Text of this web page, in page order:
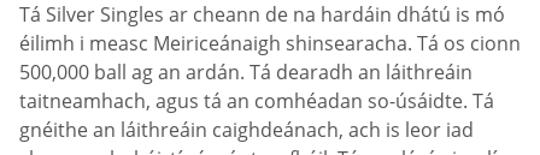
Tá Silver Singles ar cheann de na hardáin dhátú is mó
éilimh i measc Meiriceánaigh shinsearacha. Tá os cionn
500,000 ball ag an ardán. Tá dearadh an láithreáin
taitneamhach, agus tá an comhéadan so-úsáidte. Tá
gnéithe an láithreáin caighdeánach, ach is leor iad